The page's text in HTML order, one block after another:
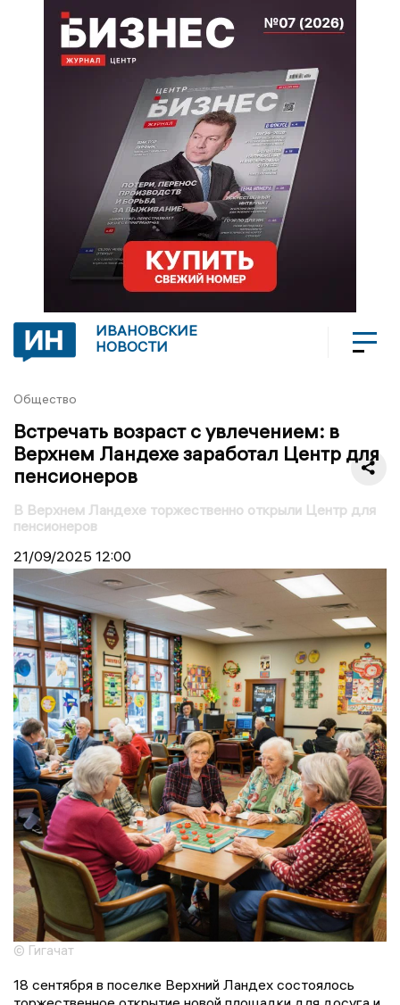
ИВАНОВСКИЕ
НОВОСТИ
Общество
Встречать возраст с увлечением: в
Верхнем Ландехе заработал Центр для
пенсионеров
В Верхнем Ландехе торжественно открыли Центр для
пенсионеров
21/09/2025 12:00
© Гигачат
18 сентября в поселке Верхний Ландех состоялось